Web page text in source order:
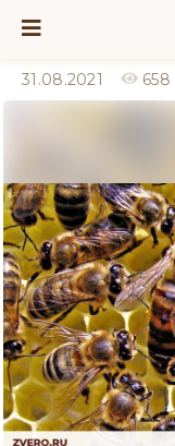
31.08.2021 658